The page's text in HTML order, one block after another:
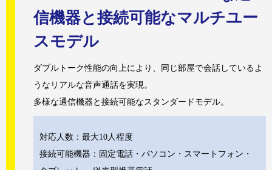
信機器と接続可能なマルチユー
スモデル
ダブルトーク性能の向上により、同じ部屋で会話しているよ
うなリアルな音声通話を実現。
多様な通信機器と接続可能なスタンダードモデル。
対応人数：最大10人程度
接続可能機器：固定電話・パソコン・スマートフォン・